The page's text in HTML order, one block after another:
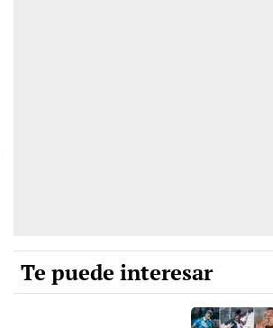
Te puede interesar